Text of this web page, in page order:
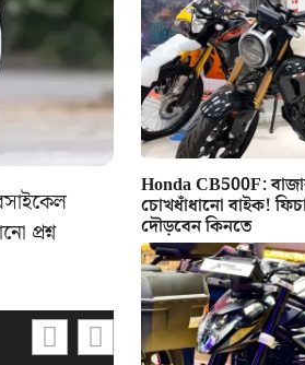
প্রশ্ন
Honda CB500F:
চোখধাঁধানো বাইক!
দৌড়বেন কিনতে